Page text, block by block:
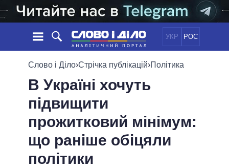
УКР РОС
НОВИНИ
СТРІЧКА
ПОДІЇ
СТАТТІ
ДУМКИ
ОГЛЯДИ
ДАЙДЖЕСТИ
ПОЛІТИКА
СУСПІЛЬСТВО
СВІТ
ОБIЦЯНКИ
ПОЛIТИКИ
УСІ ПОЛІТИКИ
ПРЕЗИДЕНТ І ОФІС
ВЕРХОВНА РАДА
ІНФОГРАФІКА
Слово і Діло›Стрічка публікацій›Політика
В Україні хочуть
підвищити
прожитковий мінімум:
що раніше обіцяли
політики